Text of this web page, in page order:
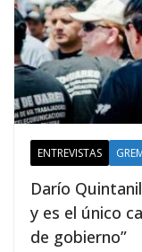
ENTREVISTAS
Darío
y es el único
de gobierno”